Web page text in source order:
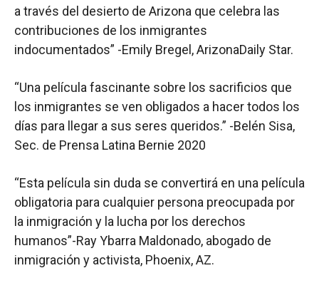
a través del desierto de Arizona que celebra las
contribuciones de los inmigrantes
indocumentados” -Emily Bregel, ArizonaDaily Star.
“Una película fascinante sobre los sacrificios que
los inmigrantes se ven obligados a hacer todos los
días para llegar a sus seres queridos.” -Belén Sisa,
Sec. de Prensa Latina Bernie 2020
“Esta película sin duda se convertirá en una película
obligatoria para cualquier persona preocupada por
la inmigración y la lucha por los derechos
humanos”-Ray Ybarra Maldonado, abogado de
inmigración y activista, Phoenix, AZ.